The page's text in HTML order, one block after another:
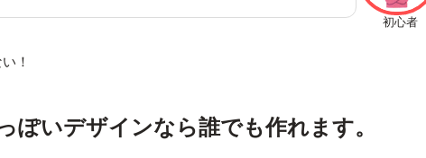
初心者
！
ぽいデザインなら誰でも作れます。